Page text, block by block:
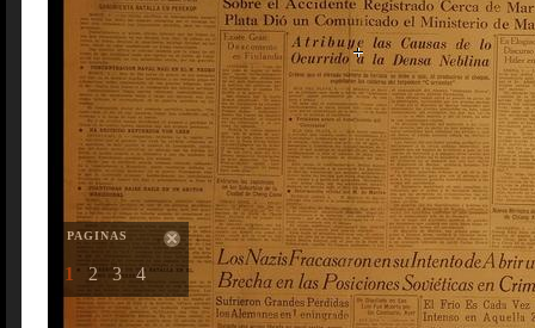
PAGINAS
1 2 3 4